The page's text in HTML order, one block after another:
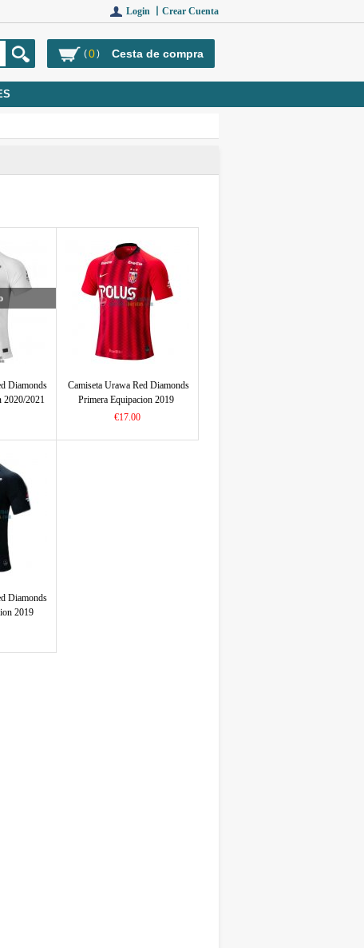
Login 丨 Crear Cuenta
(0) Cesta de compra
Diamonds
2020/2021
Camiseta Urawa Red Diamonds
Primera Equipacion 2019
€17.00
Diamonds
2019